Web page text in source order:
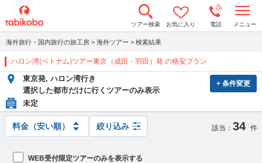
ツアー検索 お気に入り 電話 メニュー
o
n
a
v
t
海外旅行・国内旅行の旅工房 > 海外ツアー > 検索結果
ハロン湾(ベトナム)ツアー東京（成田・羽田）発 の格安プラン
+ 条件変更
東京発, ハロン湾行き
選択した都市だけに行くツアーのみ表示
未定
絞り込み 該当： 34 件
WEB受付限定ツアーのみを表示する